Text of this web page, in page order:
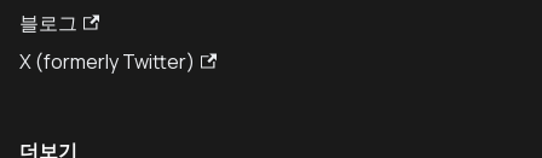
블로그
X (formerly Twitter)
더보기